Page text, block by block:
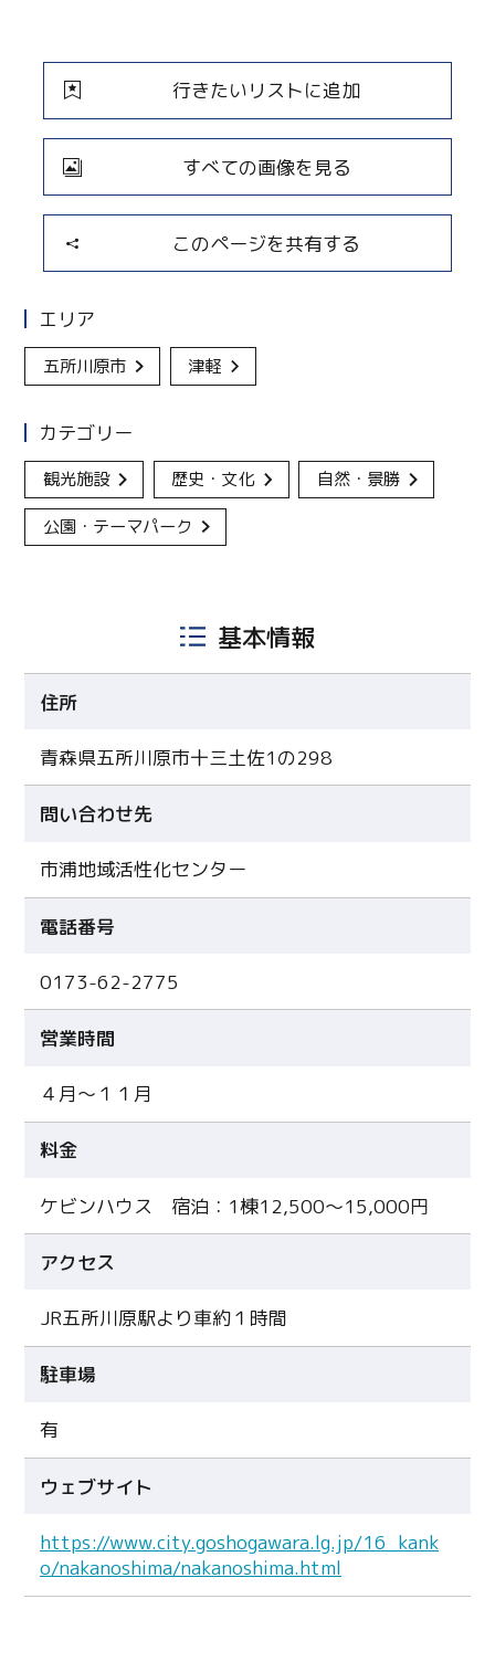
行きたいリストに追加
すべての画像を見る
このページを共有する
エリア
五所川原市 津軽
カテゴリー
観光施設 歴史・文化 自然・景勝
公園・テーマパーク
基本情報
住所
青森県五所川原市十三土佐1の298
問い合わせ先
市浦地域活性化センター
電話番号
0173-62-2775
営業時間
４月～１１月
料金
ケビンハウス 宿泊：1棟12,500～15,000円
アクセス
JR五所川原駅より車約１時間
駐車場
有
ウェブサイト
https://www.city.goshogawara.lg.jp/16_kank
o/nakanoshima/nakanoshima.html